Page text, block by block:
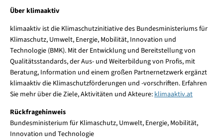
Über klimaaktiv
klimaaktiv ist die Klimaschutzinitiative des Bundesministeriums für
Klimaschutz, Umwelt, Energie, Mobilität, Innovation und
Technologie (BMK). Mit der Entwicklung und Bereitstellung von
Qualitätsstandards, der Aus- und Weiterbildung von Profis, mit
Beratung, Information und einem großen Partnernetzwerk ergänzt
klimaaktiv die Klimaschutzförderungen und -vorschriften. Erfahren
Sie mehr über die Ziele, Aktivitäten und Akteure:klimaaktiv.at
Rückfragehinweis
Bundesministerium für Klimaschutz, Umwelt, Energie, Mobilität,
Innovation und Technologie